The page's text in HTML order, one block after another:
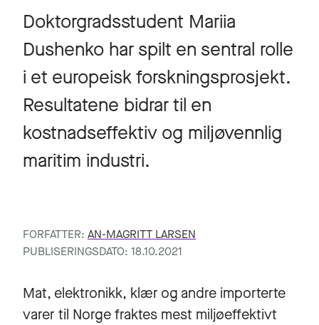
Doktorgradsstudent Mariia
Dushenko har spilt en sentral rolle
i et europeisk forskningsprosjekt.
Resultatene bidrar til en
kostnadseffektiv og miljøvennlig
maritim industri.
FORFATTER: AN-MAGRITT LARSEN
PUBLISERINGSDATO: 18.10.2021
Mat, elektronikk, klær og andre importerte
varer til Norge fraktes mest miljøeffektivt